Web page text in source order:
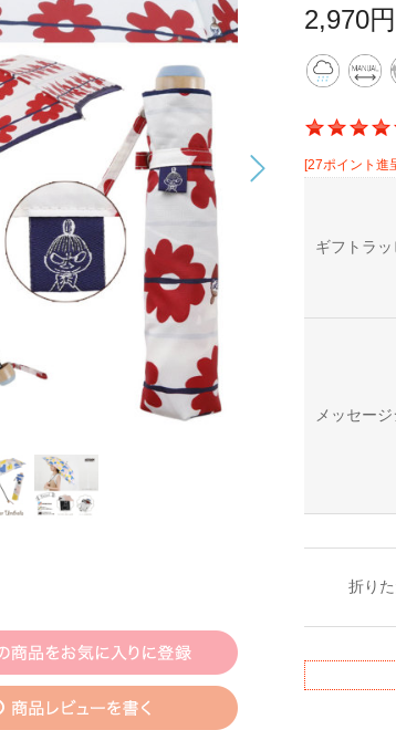
2,970円
この商品の平均評価：
[27ポイント進
ギフトラ
メッセー
折り